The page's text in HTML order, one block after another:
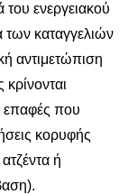
ενεργειακού
των καταγγελιών
αντιμετώπιση
επαφές που
κορυφής
ή